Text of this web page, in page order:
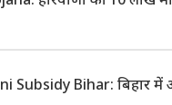
Bihar: बिहार में